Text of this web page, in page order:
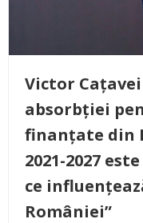
Victor Cațavei
absorbției
finanțate din
2021-2027
ce
României”